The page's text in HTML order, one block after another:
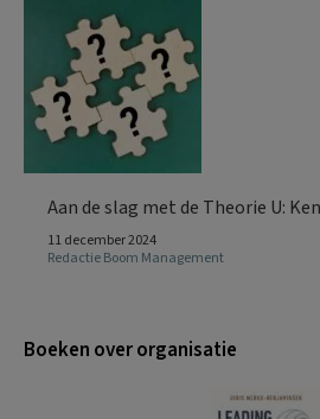
Aan de slag met de Theorie U:
11 december 2024
Redactie Boom Management
Boeken over organisatie